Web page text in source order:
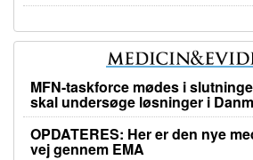
MFN-taskforce mødes i
skal undersøge løsninger i
OPDATERES: Her er den nye
vej gennem EMA